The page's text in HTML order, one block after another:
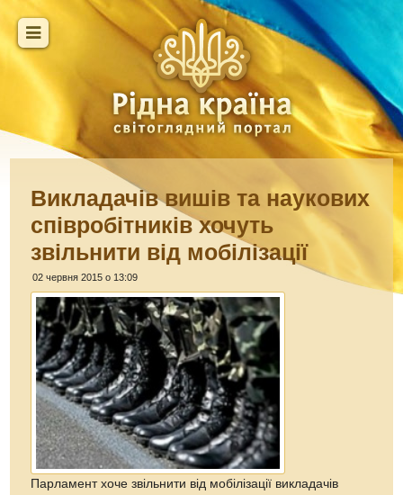
Викладачів вишів та наукових
співробітників хочуть
звільнити від мобілізації
02 червня 2015 о 13:09
Парламент хоче звільнити від мобілізації викладачів